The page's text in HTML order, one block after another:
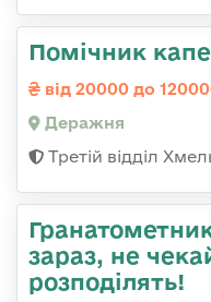
Помічник
від 20000 до
Деражня
Третій відділ
зараз, не
розподілять!